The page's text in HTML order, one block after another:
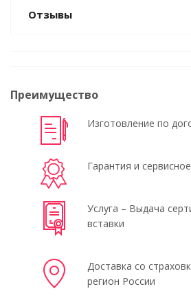
Отзывы
Преимущество
Изготовление по
Гарантия и
Услуга – Выдача
вставки
Доставка со
регион России